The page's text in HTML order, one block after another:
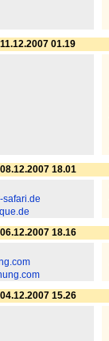
01.19
18.01
safari.de
18.16
15.26